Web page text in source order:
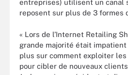
entreprises) utilisent un canal
reposent sur plus de 3 formes
« Lors de l’Internet Retailing
grande majorité était impatient
plus sur comment exploiter les
pour cibler de nouveaux clients